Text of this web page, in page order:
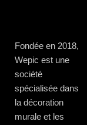
Fondée en 2018,
Wepic est une
société
spécialisée dans
la décoration
murale et les